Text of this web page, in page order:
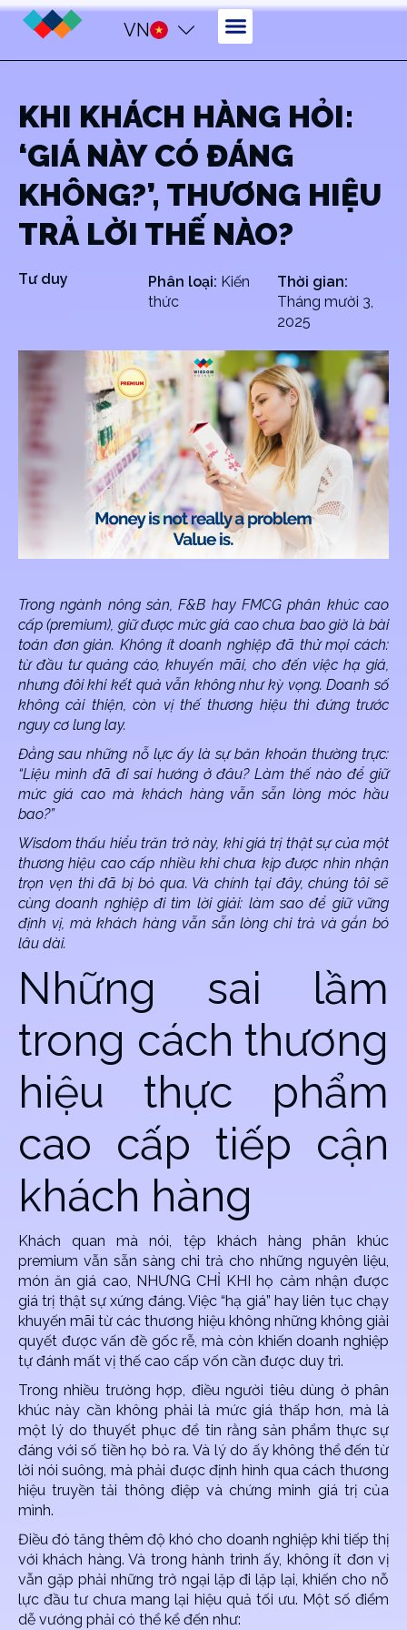
VN
KHI KHÁCH HÀNG HỎI:
‘GIÁ NÀY CÓ ĐÁNG
KHÔNG?’, THƯƠNG HIỆU
TRẢ LỜI THẾ NÀO?
Tư duy Phân loại: Kiến
thức
Thời gian:
Tháng mười 3,
2025
Trong ngành nông sản, F&B hay FMCG phân khúc cao
cấp (premium), giữ được mức giá cao chưa bao giờ là bài
toán đơn giản. Không ít doanh nghiệp đã thử mọi cách:
từ đầu tư quảng cáo, khuyến mãi, cho đến việc hạ giá,
nhưng đôi khi kết quả vẫn không như kỳ vọng. Doanh số
không cải thiện, còn vị thế thương hiệu thì đứng trước
nguy cơ lung lay.
Đằng sau những nỗ lực ấy là sự băn khoăn thường trực:
“Liệu mình đã đi sai hướng ở đâu? Làm thế nào để giữ
mức giá cao mà khách hàng vẫn sẵn lòng móc hầu
bao?”
Wisdom thấu hiểu trăn trở này, khi giá trị thật sự của một
thương hiệu cao cấp nhiều khi chưa kịp được nhìn nhận
trọn vẹn thì đã bị bỏ qua. Và chính tại đây, chúng tôi sẽ
cùng doanh nghiệp đi tìm lời giải: làm sao để giữ vững
định vị, mà khách hàng vẫn sẵn lòng chi trả và gắn bó
lâu dài.
Những sai lầm
trong cách thương
hiệu thực phẩm
cao cấp tiếp cận
khách hàng
Khách quan mà nói, tệp khách hàng phân khúc
premium vẫn sẵn sàng chi trả cho những nguyên liệu,
món ăn giá cao, NHƯNG CHỈ KHI họ cảm nhận được
giá trị thật sự xứng đáng. Việc “hạ giá” hay liên tục chạy
khuyến mãi từ các thương hiệu không những không giải
quyết được vấn đề gốc rễ, mà còn khiến doanh nghiệp
tự đánh mất vị thế cao cấp vốn cần được duy trì.
Trong nhiều trường hợp, điều người tiêu dùng ở phân
khúc này cần không phải là mức giá thấp hơn, mà là
một lý do thuyết phục để tin rằng sản phẩm thực sự
đáng với số tiền họ bỏ ra. Và lý do ấy không thể đến từ
lời nói suông, mà phải được định hình qua cách thương
hiệu truyền tải thông điệp và chứng minh giá trị của
mình.
Điều đó tăng thêm độ khó cho doanh nghiệp khi tiếp thị
với khách hàng. Và trong hành trình ấy, không ít đơn vị
vẫn gặp phải những trở ngại lặp đi lặp lại, khiến cho nỗ
lực đầu tư chưa mang lại hiệu quả tối ưu. Một số điểm
dễ vướng phải có thể kể đến như: